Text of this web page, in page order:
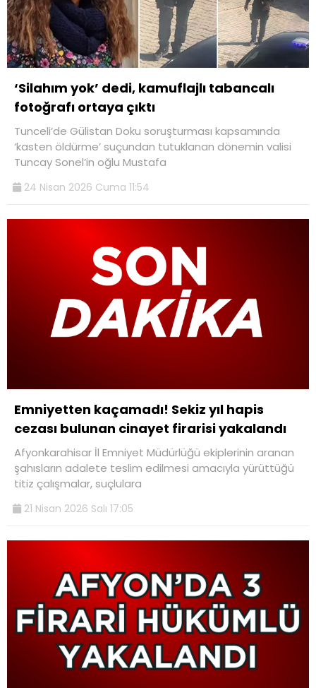
‘Silahım yok’ dedi, kamuflajlı tabancalı
fotoğrafı ortaya çıktı
Tunceli’de Gülistan Doku soruşturması kapsamında
‘kasten öldürme’ suçundan tutuklanan dönemin valisi
Tuncay Sonel’in oğlu Mustafa
24 Nisan 2026 Cuma 11:54
Emniyetten kaçamadı! Sekiz yıl hapis
cezası bulunan cinayet firarisi yakalandı
Afyonkarahisar İl Emniyet Müdürlüğü ekiplerinin aranan
şahısların adalete teslim edilmesi amacıyla yürüttüğü
titiz çalışmalar, suçlulara
21 Nisan 2026 Salı 17:05